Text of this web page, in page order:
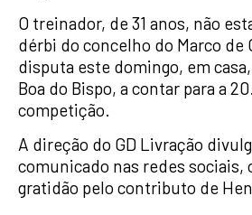
O treinador, de 31 anos, não
dérbi do concelho do Marco de
disputa este domingo, em
Boa do Bispo, a contar para a
competição.
A direção do GD Livração
comunicado nas redes sociais,
gratidão pelo contributo de